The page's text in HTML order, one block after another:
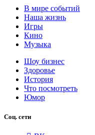
В мире событий
Наша жизнь
Игры
Кино
Музыка
Шоу бизнес
Здоровье
История
Что посмотреть
Юмор
Соц. сети